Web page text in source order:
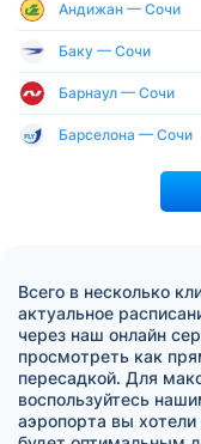
Андижан — Сочи
Баку — Сочи
Барнаул — Сочи
Барселона — Сочи
Всего в несколько
актуальное
через наш онлайн
просмотреть как
пересадкой. Для
воспользуйтесь
аэропорта вы